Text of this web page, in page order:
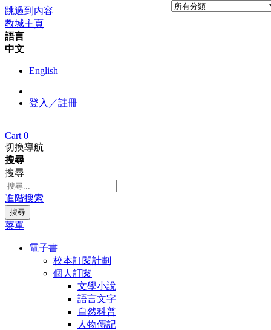
跳過到內容
教城主頁
語言
中文
English
登入／註冊
Cart 0
切換導航
搜尋
搜尋
進階搜索
搜尋
菜單
電子書
校本訂閱計劃
個人訂閱
文學小說
語言文字
自然科普
人物傳記